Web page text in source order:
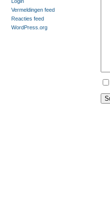
Vermeldingen feed
Reacties feed
WordPress.org